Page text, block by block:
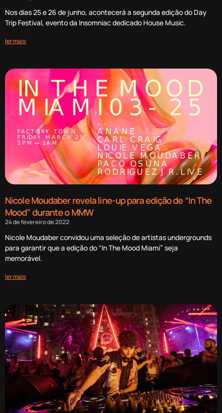
Nos dias 25 e 26 de junho, acontecerá a segunda edição do Day
Trip Festival, evento da Insomniac dedicado House Music.
ler mais
Nicole Moudaber revela line-up para edição de “In The
Mood” durante o MMW
24 de fevereiro de 2022
Nicole Moudaber convidou uma seleção de artistas undergrounds
para garantir que a edição do “In The Mood Miami” seja
memorável.
ler mais